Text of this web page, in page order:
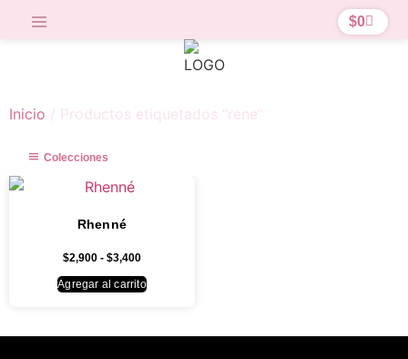
$0
Inicio / Productos etiquetados “rene”
Colecciones
Rhenné
$2,900 - $3,400
Agregar al carrito